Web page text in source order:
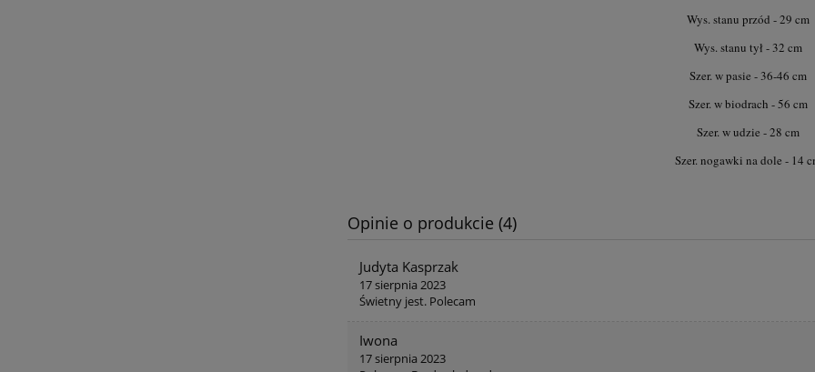
Wys. stanu przód - 29 cm
Wys. stanu tył - 32 cm
Szer. w pasie - 36-46 cm
Szer. w biodrach - 56 cm
Szer. w udzie - 28 cm
Szer. nogawki na dole - 14
Opinie o produkcie (4)
Judyta Kasprzak
17 sierpnia 2023
Świetny jest. Polecam
Iwona
17 sierpnia 2023